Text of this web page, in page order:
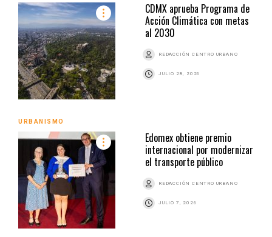
CDMX aprueba Programa de
Acción Climática con metas
al 2030
REDACCIÓN CENTRO URBANO
JULIO 28, 2026
URBANISMO
Edomex obtiene premio
internacional por modernizar
el transporte público
REDACCIÓN CENTRO URBANO
JULIO 7, 2026